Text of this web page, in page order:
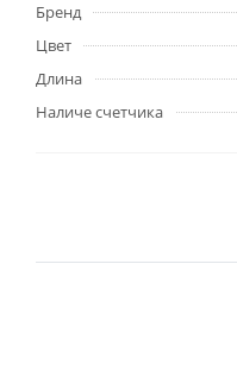
Бренд
Цвет
Длина
Наличе счетчика